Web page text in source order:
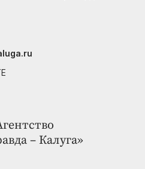
– Калуга»